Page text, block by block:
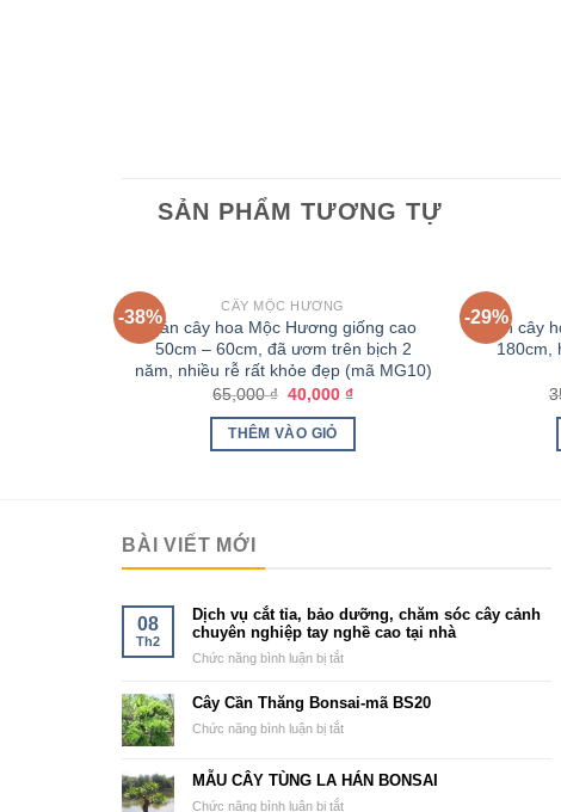
SẢN PHẨM TƯƠNG TỰ
-38%
HẾT HÀNG
CÂY MỘC HƯƠNG
Bán cây hoa Mộc Hương giống cao
50cm – 60cm, đã ươm trên bịch 2
năm, nhiều rễ rất khỏe đẹp (mã MG10)
65,000₫ 40,000 ₫
THÊM VÀO GIỎ
-29%
Bán cây
180cm,
BÀI VIẾT MỚI
08
Th2
Dịch vụ cắt tỉa, bảo dưỡng, chăm sóc cây cảnh
chuyên nghiệp tay nghề cao tại nhà
Chức năng bình luận bị tắtở
vụ
tỉa,
dưỡng,
Cây Cần Thăng Bonsai-mã BS20
Chức năng bình luận bị tắtở
Cần
Thăng
Bonsai-
MẪU CÂY TÙNG LA HÁN BONSAI
Chức năng bình luận bị tắtở